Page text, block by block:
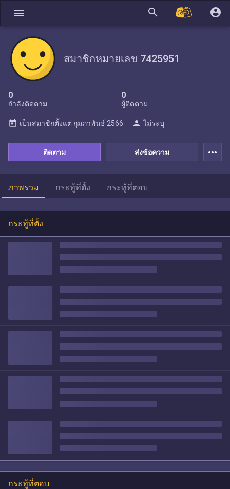
menu search account_circle
สมาชิกหมายเลข 7425951
0
กำลังติดตาม
0
ผู้ติดตาม
ส่งข้อความ
ติดตาม
today เป็นสมาชิกตั้งแต่ กุมภาพันธ์ 2566 person ไม่ระบุ
more_horiz
ภาพรวม กระทู้ที่ตั้ง กระทู้ที่ตอบ
กระทู้ที่ตั้ง
กระทู้ที่ตอบ